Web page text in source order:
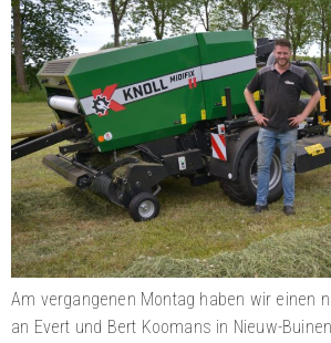
Am vergangenen Montag haben wir einen
an Evert und Bert Koomans in Nieuw-